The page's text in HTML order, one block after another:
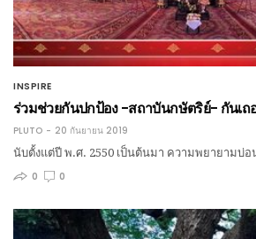
INSPIRE
ร่วมช่วยกันปกป้อง -สถาบันกษัตริย์- กันเถ
PLUTO
20 กันยายน 2019
นับตั้งแต่ปี พ.ศ. 2550 เป็นต้นมา ความพยายามบ่
0
0